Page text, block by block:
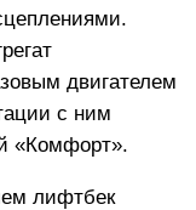
двигателем
с ним
«Комфорт».
лифтбек